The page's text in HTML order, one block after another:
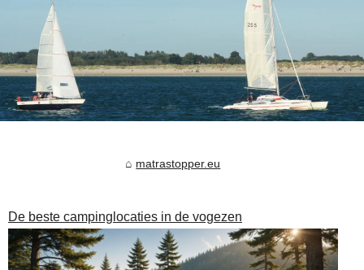
matrastopper.eu
De beste campinglocaties in de vogezen